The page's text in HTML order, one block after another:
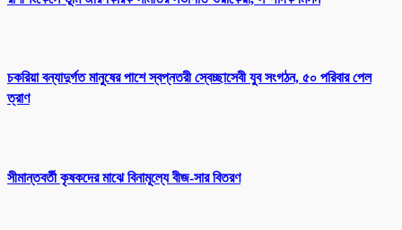
চকরিয়া বন্যাদুর্গত মানুষের পাশে স্বপ্নতরী স্বেচ্ছাসেবী যুব সংগঠন, ৫০ পরিবার পেল
ত্রাণ
সীমান্তবর্তী কৃষকদের মাঝে বিনামূল্যে বীজ-সার বিতরণ